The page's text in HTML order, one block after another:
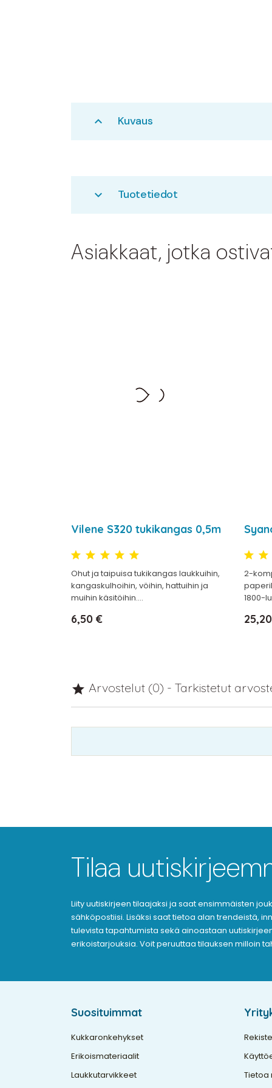
expand_less Kuvaus
expand_more Tuotetiedot
Asiakkaat, jotka
Vilene S320 tukikangas 0,5m
Ohut ja taipuisa tukikangas laukkuihin,
kangaskulhoihin, vöihin, hattuihin ja
muihin käsitöihin....
Hinta
6,50 €
2-
1800-
Hinta
 Arvostelut (0) - Tarkistetut
Tilaa
Liity uutiskirjeen tilaajaksi ja saat ensimmäisten
sähköpostiisi. Lisäksi saat tietoa alan trendeistä,
tulevista tapahtumista sekä ainoastaan
erikoistarjouksia. Voit peruuttaa tilauksen milloin
Suosituimmat
Kukkaronkehykset
Erikoismateriaalit
Laukkutarvikkeet
Tietoa